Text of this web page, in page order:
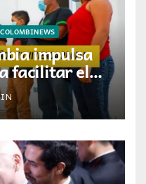
impulsa
facilitar el
de familias